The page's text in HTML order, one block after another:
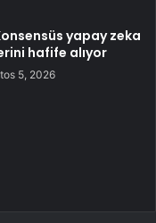
yapay zeka
hafife alıyor
5, 2026